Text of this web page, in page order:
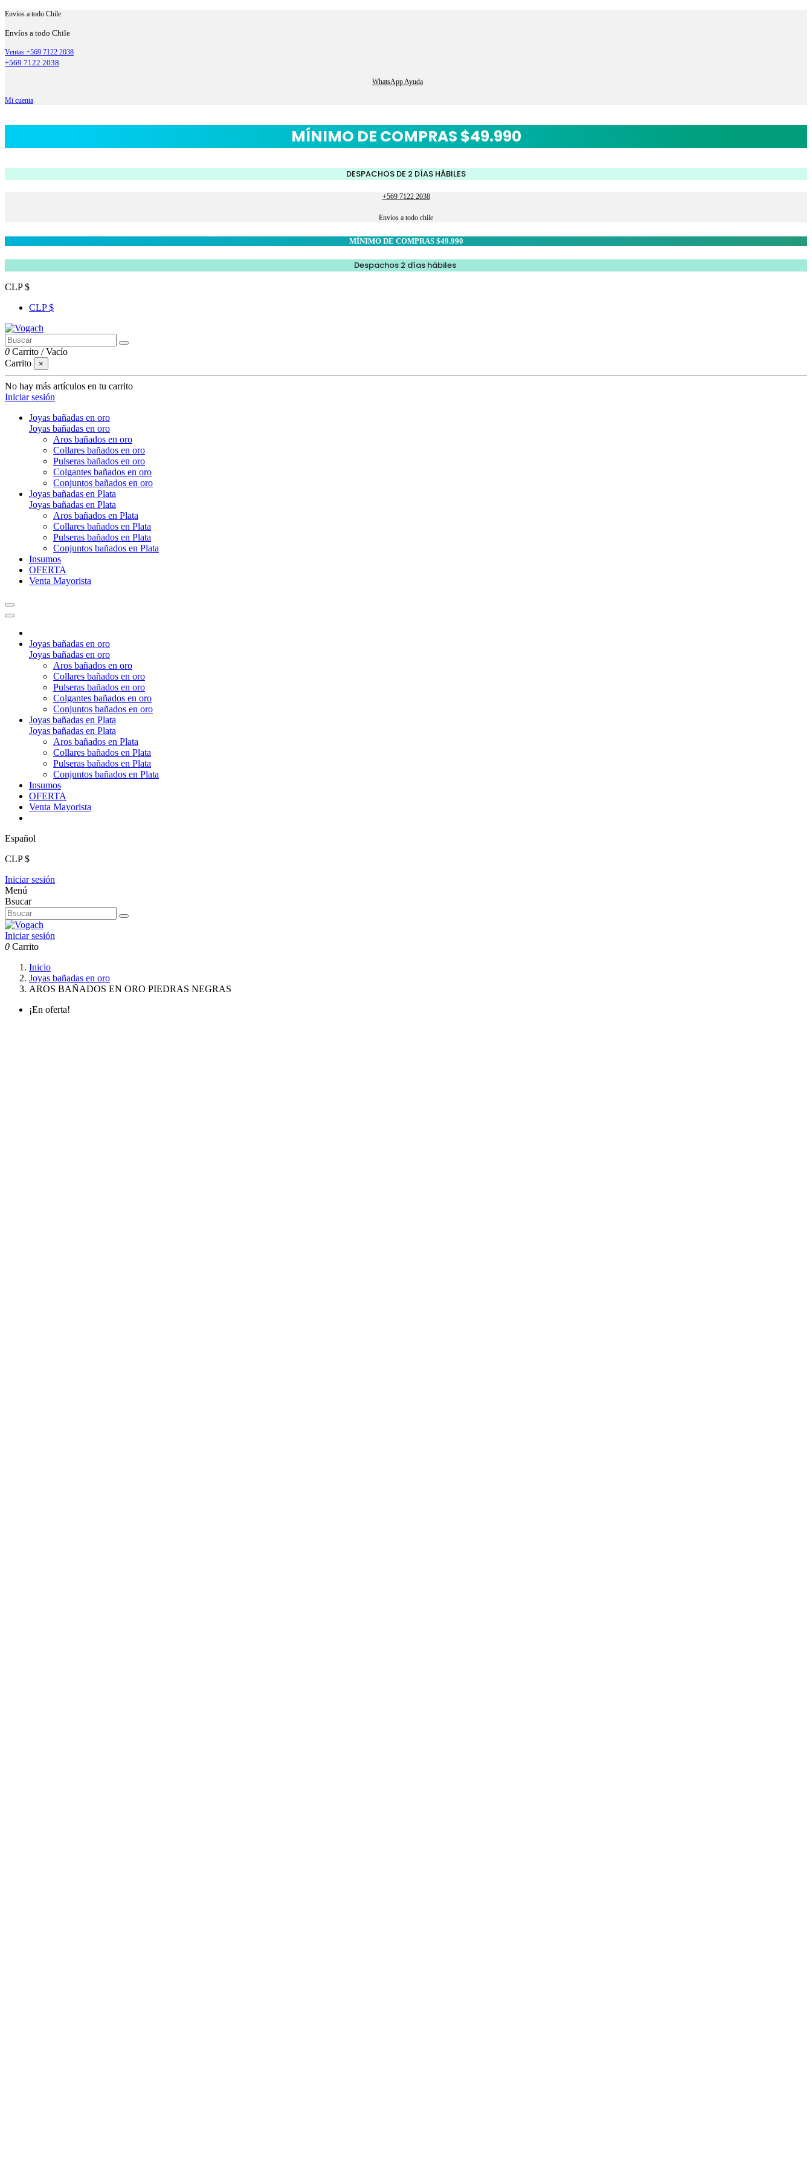
Envíos a todo Chile
Envíos a todo Chile
Ventas +569 7122 2038
+569 7122 2038
WhatsApp Ayuda
Mi cuenta
MÍNIMO DE COMPRAS $49.990
DESPACHOS DE 2 DÍAS HÁBILES
+569 7122 2038
Envíos a todo chile
MÍNIMO DE COMPRAS $49.990
Despachos 2 días hábiles
CLP $
CLP $
0 Carrito /Vacío
Carrito
×
No hay más artículos en tu carrito
Iniciar sesión
Joyas bañadas en oro
Joyas bañadas en oro
Aros bañados en oro
Collares bañados en oro
Pulseras bañados en oro
Colgantes bañados en oro
Conjuntos bañados en oro
Joyas bañadas en Plata
Joyas bañadas en Plata
Aros bañados en Plata
Collares bañados en Plata
Pulseras bañados en Plata
Conjuntos bañados en Plata
Insumos
OFERTA
Venta Mayorista
Joyas bañadas en oro
Joyas bañadas en oro
Aros bañados en oro
Collares bañados en oro
Pulseras bañados en oro
Colgantes bañados en oro
Conjuntos bañados en oro
Joyas bañadas en Plata
Joyas bañadas en Plata
Aros bañados en Plata
Collares bañados en Plata
Pulseras bañados en Plata
Conjuntos bañados en Plata
Insumos
OFERTA
Venta Mayorista
Español
CLP $
Iniciar sesión
Menú
Bsucar
Iniciar sesión
0 Carrito
Inicio
Joyas bañadas en oro
AROS BAÑADOS EN ORO PIEDRAS NEGRAS
¡En oferta!